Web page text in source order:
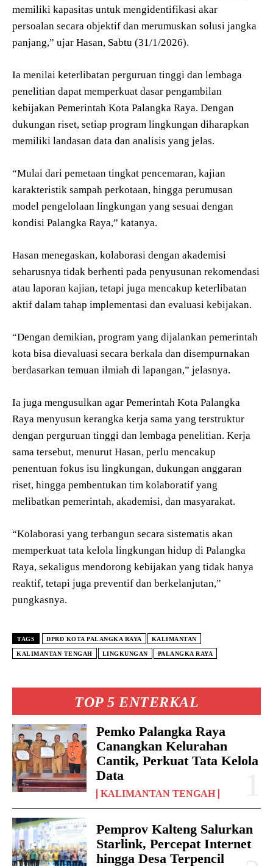
TOP 5 ENTERKAL
Pemko Palangka Raya
Canangkan Kelurahan
Cantik, Perkuat Tata Kelola
Data
KALIMANTAN TENGAH
Pemprov Kalteng Salurkan
Starlink, Percepat Internet
hingga Desa Terpencil
memiliki kapasitas untuk mengidentifikasi akar
persoalan secara objektif dan merumuskan solusi jangka
panjang,” ujar Hasan, Sabtu (31/1/2026).
Ia menilai keterlibatan perguruan tinggi dan lembaga
penelitian dapat memperkuat dasar pengambilan
kebijakan Pemerintah Kota Palangka Raya. Dengan
dukungan riset, setiap program lingkungan diharapkan
memiliki landasan data dan analisis yang jelas.
“Mulai dari pemetaan tingkat pencemaran, kajian
karakteristik sampah perkotaan, hingga perumusan
model pengelolaan lingkungan yang sesuai dengan
kondisi Palangka Raya,” katanya.
Hasan menegaskan, kolaborasi dengan akademisi
seharusnya tidak berhenti pada penyusunan rekomendasi
atau laporan kajian, tetapi juga mencakup keterlibatan
aktif dalam tahap implementasi dan evaluasi kebijakan.
“Dengan demikian, program yang dijalankan pemerintah
kota bisa dievaluasi secara berkala dan disempurnakan
berdasarkan temuan ilmiah di lapangan,” jelasnya.
Ia juga mengusulkan agar Pemerintah Kota Palangka
Raya menyusun kerangka kerja sama yang terstruktur
dengan perguruan tinggi dan lembaga penelitian. Kerja
sama tersebut, menurut Hasan, perlu mencakup
penentuan fokus isu lingkungan, dukungan anggaran
riset, hingga pembentukan tim kolaboratif yang
melibatkan pemerintah, akademisi, dan masyarakat.
“Kolaborasi yang terbangun secara sistematis akan
memperkuat tata kelola lingkungan hidup di Palangka
Raya, sekaligus mendorong kebijakan yang tidak hanya
reaktif, tetapi juga preventif dan berkelanjutan,”
pungkasnya.
TAGS DPRD KOTA PALANGKA RAYA KALIMANTAN
KALIMANTAN TENGAH LINGKUNGAN PALANGKA RAYA